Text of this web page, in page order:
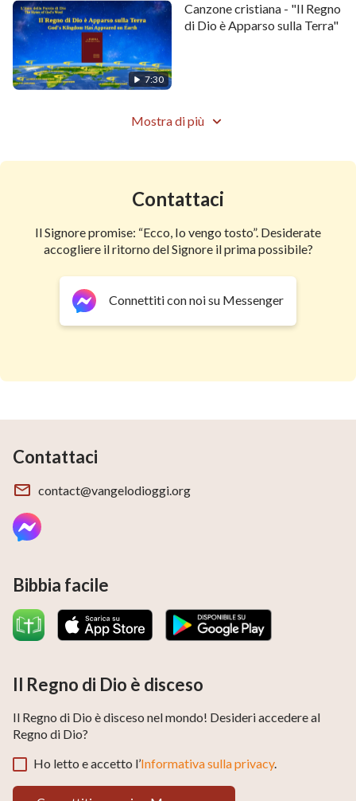
Non è solo l'eletto a dover credere in Dio.
Tutta l'umanità dovrebbe adorarLo,
e il tuo cuore siano donati a Lui,
e che tu Gli obbedisca e Lo segua.
Dovresti permettere a Dio di servirsi di te,
ed esser felice di servirLo.
da "Seguire l'Agnello e cantare dei canti nuovi"
7:30
Canzone cristiana - "Il Regno
di Dio è Apparso sulla Terra"
Mostra di più
Contattaci
Il Signore promise: “Ecco, Io vengo tosto”. Desiderate
accogliere il ritorno del Signore il prima possibile?
Connettiti con noi su Messenger
Contattaci
contact@vangelodioggi.org
Bibbia facile
Il Regno di Dio è disceso
Il Regno di Dio è disceso nel mondo! Desideri accedere al
Regno di Dio?
Ho letto e accetto l’Informativa sulla privacy.